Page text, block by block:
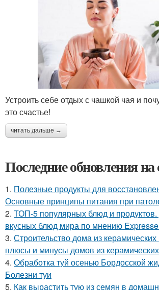
Устроить себе отдых с чашкой чая и
это счастье!
читать дальше →
Последние обновления на
1. Полезные продукты для
Основные принципы питания при
2. ТОП-5 популярных блюд и
вкусных блюд мира по мнению
3. Строительство дома из
плюсы и минусы домов из
4. Обработка туй осенью Бордосской
Болезни туи
5. Как вырастить тую из семян в